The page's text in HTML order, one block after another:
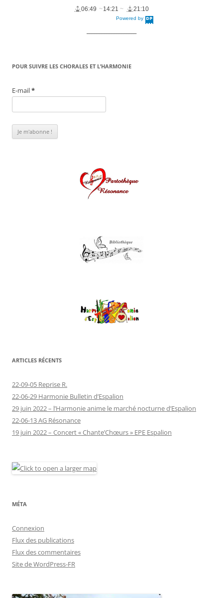
Powered by
06:49
14:21 21:10
POUR SUIVRE LES CHORALES ET L’HARMONIE
E-mail*
ARTICLES RÉCENTS
22-09-05 Reprise R.
22-06-29 Harmonie Bulletin d’Espalion
29 juin 2022 – l’Harmonie anime le marché nocturne d’Espalion
22-06-13 AG Résonance
19 juin 2022 – Concert « Chante’Chœurs » EPE Espalion
MÉTA
Connexion
Flux des publications
Flux des commentaires
Site de WordPress-FR